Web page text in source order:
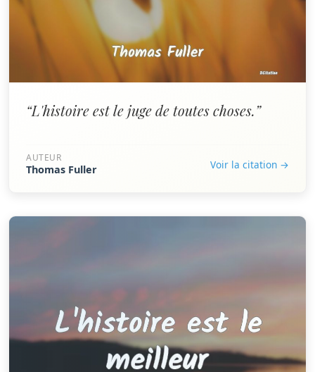
“L'histoire est le juge de toutes choses.”
AUTEUR
Thomas Fuller Voir la citation →